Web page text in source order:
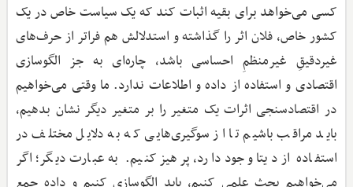
کسی می‌خواهد برای بقیه اثبات کند که یک سیاست خاص در یک
کشور خاص، فلان اثر را گذاشته و استدلالش هم فراتر از حرف‌های
غیردقیقِ غیرمنظمِ احساسی باشد، چاره‌ای به جز الگو‌سازی
اقتصادی و استفاده از داده و اطلاعات ندارد. ما وقتی می‌خواهیم
در اقتصادسنجی اثرات یک متغیر را بر متغیر دیگر نشان بدهیم،
باید مراقب باشیم تا از سوگیری‌هایی که به دلایل مختلف در
استفاده از دیتا وجود دارد، پرهیز کنیم. به عبارت دیگر؛ اگر